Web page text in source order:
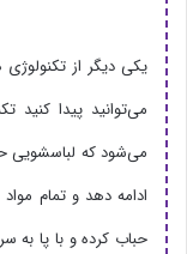
یکی دیگر از
می‌توانید پیدا
می‌شود که لباسشویی
ادامه دهد و تمام
حباب کرده و با پا به